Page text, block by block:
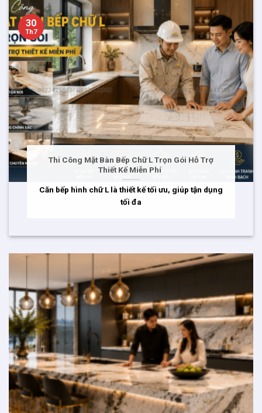
Thi Công Mặt Bàn Bếp Chữ L Trọn Gói Hỗ Trợ
Thiết Kế Miễn Phí
Căn bếp hình chữ L là thiết kế tối ưu, giúp tận dụng
tối đa
30
Th7